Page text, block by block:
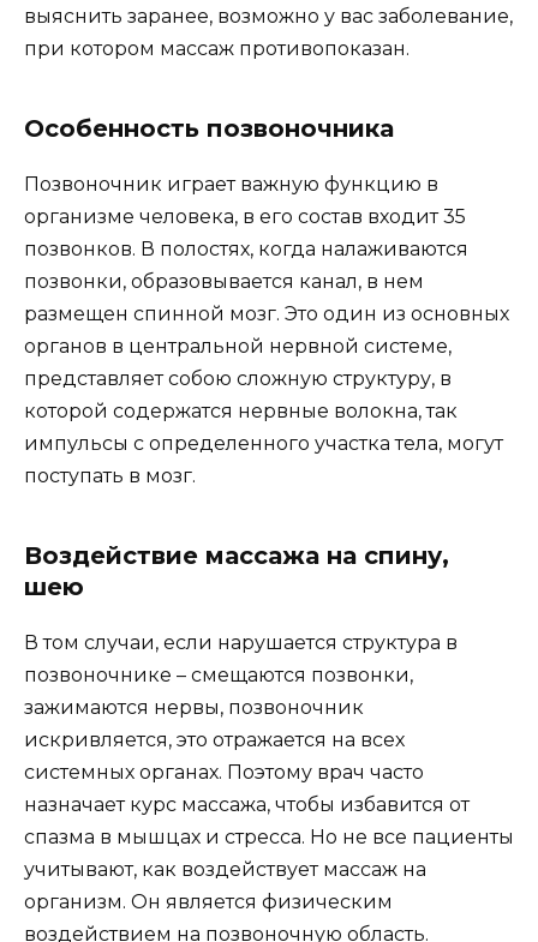
выяснить заранее, возможно у вас заболевание,
при котором массаж противопоказан.
Особенность позвоночника
Позвоночник играет важную функцию в
организме человека, в его состав входит 35
позвонков. В полостях, когда налаживаются
позвонки, образовывается канал, в нем
размещен спинной мозг. Это один из основных
органов в центральной нервной системе,
представляет собою сложную структуру, в
которой содержатся нервные волокна, так
импульсы с определенного участка тела, могут
поступать в мозг.
Воздействие массажа на спину,
шею
В том случаи, если нарушается структура в
позвоночнике – смещаются позвонки,
зажимаются нервы, позвоночник
искривляется, это отражается на всех
системных органах. Поэтому врач часто
назначает курс массажа, чтобы избавится от
спазма в мышцах и стресса. Но не все пациенты
учитывают, как воздействует массаж на
организм. Он является физическим
воздействием на позвоночную область.